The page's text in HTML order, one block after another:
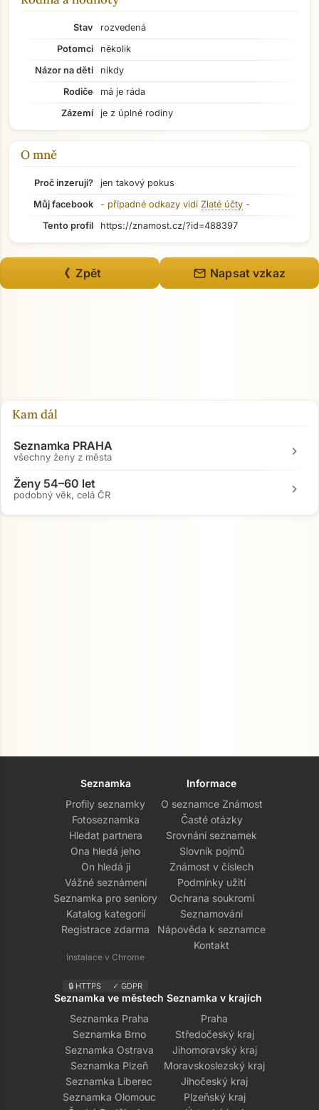
Přejít na hlavní obsah
Stav
rozvedená
Potomci
několik
Názor na děti
nikdy
Rodiče
má je ráda
Zázemí
je z úplné rodiny
O mně
Proč inzeruji?
jen takový pokus
Můj facebook
- případné odkazy vidí Zlaté účty -
Tento profil
https://znamost.cz/?id=488397
《 Zpět mail Napsat vzkaz
Kam dál
Seznamka PRAHA
všechny ženy z města chevron_right
Ženy 54–60 let
podobný věk, celá ČR chevron_right
Seznamka
Profily seznamky
Fotoseznamka
Hledat partnera
Ona hledá jeho
On hledá ji
Vážné seznámení
Seznamka pro seniory
Katalog kategorií
Registrace zdarma
Instalace v Chrome
🔒 HTTPS ✓ GDPR
Informace
O seznamce Známost
Časté otázky
Srovnání seznamek
Slovník pojmů
Známost v číslech
Podmínky užití
Ochrana soukromí
Seznamování
Nápověda k seznamce
Kontakt
Seznamka ve městech
Seznamka Praha
Seznamka Brno
Seznamka Ostrava
Seznamka Plzeň
Seznamka Liberec
Seznamka Olomouc
Seznamka v krajích
Praha
Středočeský kraj
Jihomoravský kraj
Moravskoslezský kraj
Jihočeský kraj
Plzeňský kraj